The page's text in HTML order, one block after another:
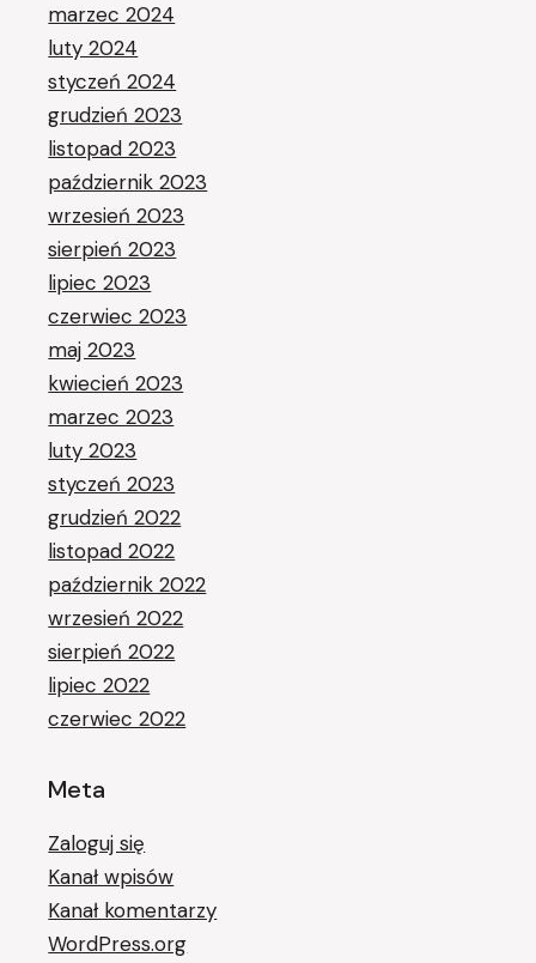
marzec 2024
luty 2024
styczeń 2024
grudzień 2023
listopad 2023
październik 2023
wrzesień 2023
sierpień 2023
lipiec 2023
czerwiec 2023
maj 2023
kwiecień 2023
marzec 2023
luty 2023
styczeń 2023
grudzień 2022
listopad 2022
październik 2022
wrzesień 2022
sierpień 2022
lipiec 2022
czerwiec 2022
Meta
Zaloguj się
Kanał wpisów
Kanał komentarzy
WordPress.org